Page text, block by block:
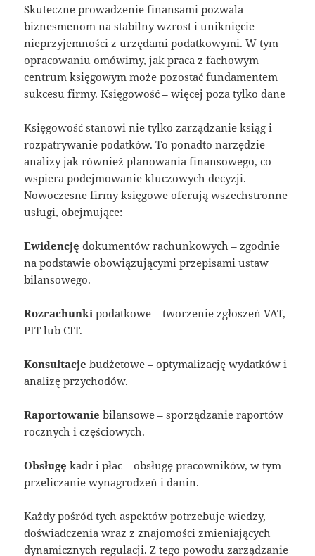
Skuteczne prowadzenie finansami pozwala
biznesmenom na stabilny wzrost i uniknięcie
nieprzyjemności z urzędami podatkowymi. W tym
opracowaniu omówimy, jak praca z fachowym
centrum księgowym może pozostać fundamentem
sukcesu firmy. Księgowość – więcej poza tylko dane
Księgowość stanowi nie tylko zarządzanie ksiąg i
rozpatrywanie podatków. To ponadto narzędzie
analizy jak również planowania finansowego, co
wspiera podejmowanie kluczowych decyzji.
Nowoczesne firmy księgowe oferują wszechstronne
usługi, obejmujące:
Ewidencję dokumentów rachunkowych – zgodnie
na podstawie obowiązującymi przepisami ustaw
bilansowego.
Rozrachunki podatkowe – tworzenie zgłoszeń VAT,
PIT lub CIT.
Konsultacje budżetowe – optymalizację wydatków i
analizę przychodów.
Raportowanie bilansowe – sporządzanie raportów
rocznych i częściowych.
Obsługę kadr i płac – obsługę pracowników, w tym
przeliczanie wynagrodzeń i danin.
Każdy pośród tych aspektów potrzebuje wiedzy,
doświadczenia wraz z znajomości zmieniających
dynamicznych regulacji. Z tego powodu zarządzanie